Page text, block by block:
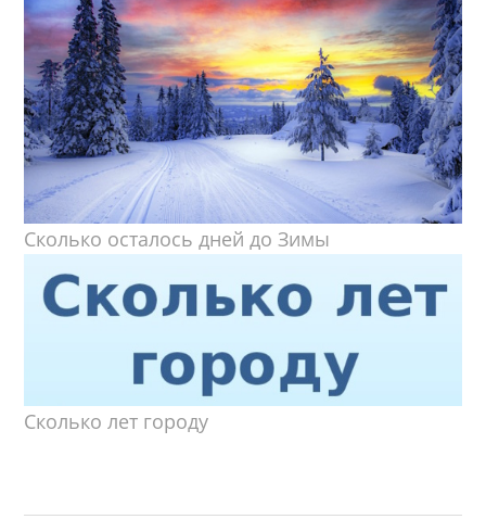
Сколько осталось дней до Зимы
Сколько лет городу